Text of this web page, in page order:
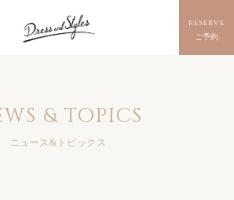
reserve
ご予約
& TOPICS
ニュース&トピックス